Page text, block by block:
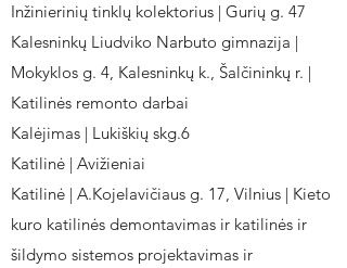
Inžinierinių tinklų kolektorius | Gurių g. 47
Kalesninkų Liudviko Narbuto gimnazija |
Mokyklos g. 4, Kalesninkų k., Šalčininkų r. |
Katilinės remonto darbai
Kalėjimas | Lukiškių skg.6
Katilinė | Avižieniai
Katilinė | A.Kojelavičiaus g. 17, Vilnius | Kieto
kuro katilinės demontavimas ir katilinės ir
šildymo sistemos projektavimas ir